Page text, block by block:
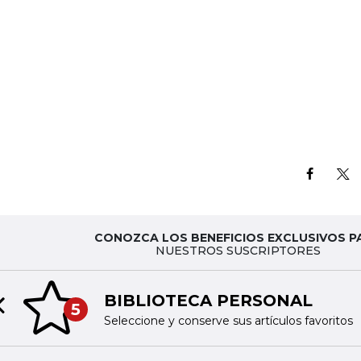
CONOZCA LOS BENEFICIOS EXCLUSIVOS
NUESTROS SUSCRIPTORES
5 BIBLIOTECA PERSONAL
Seleccione y conserve sus artículos favoritos
slide